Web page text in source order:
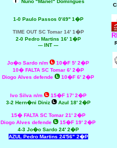
Nuno "Manel" Domingues
1-0 Paulo Passos 0'49'' 1�P
TIME OUT SC Tomar 14' 1�P
2-0 Pedro Martins 16' 1�P
--- INT ---
Jo�o Sardo n/m
10�F 5' 2�P
10� FALTA SC Tomar 6' 2�P
Diogo Alves defende
10�F 6' 2�P
Ivo Silva n/m
15�F 17' 2�P
3-2 Hern�ni Diniz
Azul 18' 2�P
15� FALTA SC Tomar 21' 2�P
Diogo Alves defende
15�F 19' 2�P
4-3 Jo�o Sardo 24' 2�P
AZUL Pedro Martins 24'56" 2�P